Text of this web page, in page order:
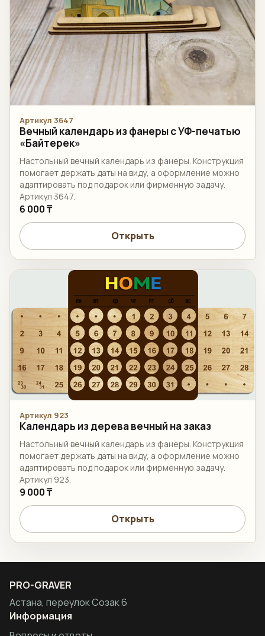
Артикул 3647
Вечный календарь из фанеры с УФ-печатью
«Байтерек»
Настольный вечный календарь из фанеры. Конструкция
помогает держать даты на виду, а оформление можно
адаптировать под подарок или фирменную задачу.
Артикул 3647.
6 000 ₸
Открыть
Артикул 923
Календарь из дерева вечный на заказ
Настольный вечный календарь из фанеры. Конструкция
помогает держать даты на виду, а оформление можно
адаптировать под подарок или фирменную задачу.
Артикул 923.
9 000 ₸
Открыть
PRO-GRAVER
Астана, переулок Созак 6
Информация